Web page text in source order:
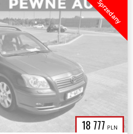
18 777 PLN
Sprzedany